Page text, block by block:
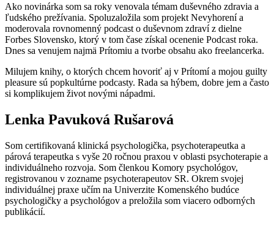
Ako novinárka som sa roky venovala témam duševného zdravia a
ľudského prežívania. Spoluzaložila som projekt Nevyhorení a
moderovala rovnomenný podcast o duševnom zdraví z dielne
Forbes Slovensko, ktorý v tom čase získal ocenenie Podcast roka.
Dnes sa venujem najmä Prítomiu a tvorbe obsahu ako freelancerka.
Milujem knihy, o ktorých chcem hovoriť aj v Prítomí a mojou guilty
pleasure sú popkultúrne podcasty. Rada sa hýbem, dobre jem a často
si komplikujem život novými nápadmi.
Lenka Pavuková Rušarová
Som certifikovaná klinická psychologička, psychoterapeutka a
párová terapeutka s vyše 20 ročnou praxou v oblasti psychoterapie a
individuálneho rozvoja. Som členkou Komory psychológov,
registrovanou v zozname psychoterapeutov SR. Okrem svojej
individuálnej praxe učím na Univerzite Komenského budúce
psychologičky a psychológov a preložila som viacero odborných
publikácií.